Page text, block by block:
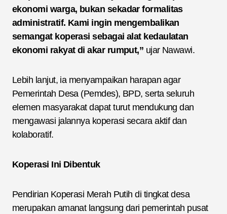
ekonomi warga, bukan sekadar formalitas
administratif. Kami ingin mengembalikan
semangat koperasi sebagai alat kedaulatan
ekonomi rakyat di akar rumput,” ujar Nawawi.
Lebih lanjut, ia menyampaikan harapan agar
Pemerintah Desa (Pemdes), BPD, serta seluruh
elemen masyarakat dapat turut mendukung dan
mengawasi jalannya koperasi secara aktif dan
kolaboratif.
Koperasi Ini Dibentuk
Pendirian Koperasi Merah Putih di tingkat desa
merupakan amanat langsung dari pemerintah pusat